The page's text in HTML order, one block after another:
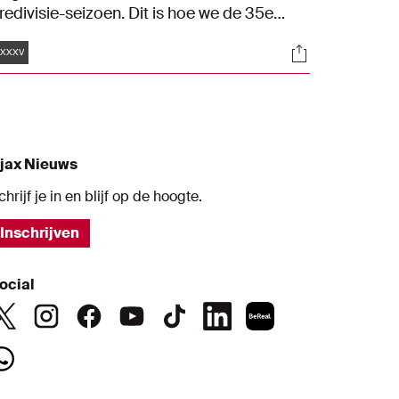
seizoen. Dit is hoe we de 35e
Socials
Nieuws
je in en blijf op de hoogte.
Inschrijven